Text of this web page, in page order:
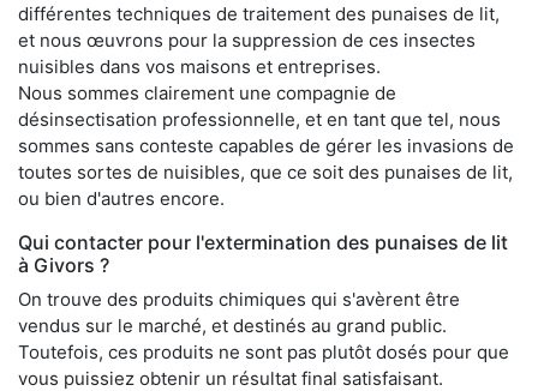
différentes techniques de traitement des punaises de lit,
et nous œuvrons pour la suppression de ces insectes
nuisibles dans vos maisons et entreprises.
Nous sommes clairement une compagnie de
désinsectisation professionnelle, et en tant que tel, nous
sommes sans conteste capables de gérer les invasions de
toutes sortes de nuisibles, que ce soit des punaises de lit,
ou bien d'autres encore.
Qui contacter pour l'extermination des punaises de lit
à Givors ?
On trouve des produits chimiques qui s'avèrent être
vendus sur le marché, et destinés au grand public.
Toutefois, ces produits ne sont pas plutôt dosés pour que
vous puissiez obtenir un résultat final satisfaisant.